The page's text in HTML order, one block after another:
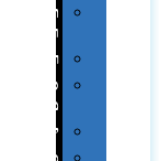
תערוכות
וכנסים
רמקולים
סוכריות
ממותגות
יודאיקה